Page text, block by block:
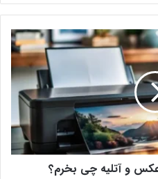
عکس و آتلیه چی بخرم؟